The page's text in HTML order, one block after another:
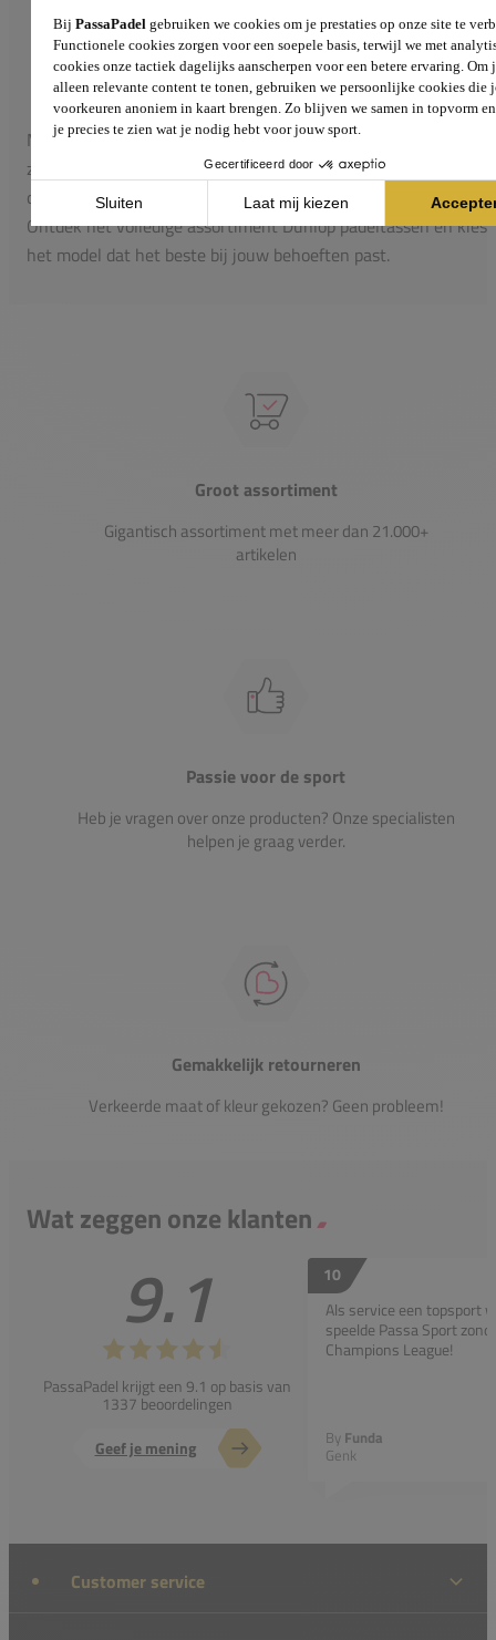
Duurzame materialen:Gemaakt van A-klasse
materialen die bestand zijn tegen dagelijks gebruik
slijtage.
Met een Dunlop padeltas ben je verzekerd van een tas die
zowel praktisch is als stijlvol. Voor zowel recreatieve spelers
competitieve spelers zijn deze padeltassen uitermate geschikt.
Ontdek het volledige assortiment Dunlop padeltassen en kies
het model dat het beste bij jouw behoeften past.
Groot assortiment
Gigantisch assortiment met meer dan 21.000+
artikelen
Passie voor de sport
Heb je vragen over onze producten? Onze specialisten
helpen je graag verder.
Gemakkelijk retourneren
Verkeerde maat of kleur gekozen? Geen probleem!
Wat zeggen onze klanten
9.1
PassaPadel krijgt een 9.1 op basis van
1337 beoordelingen
Geef je mening
10
Als service een topsport
speelde Passa Sport
Champions League!
By Funda
Genk
Customer service